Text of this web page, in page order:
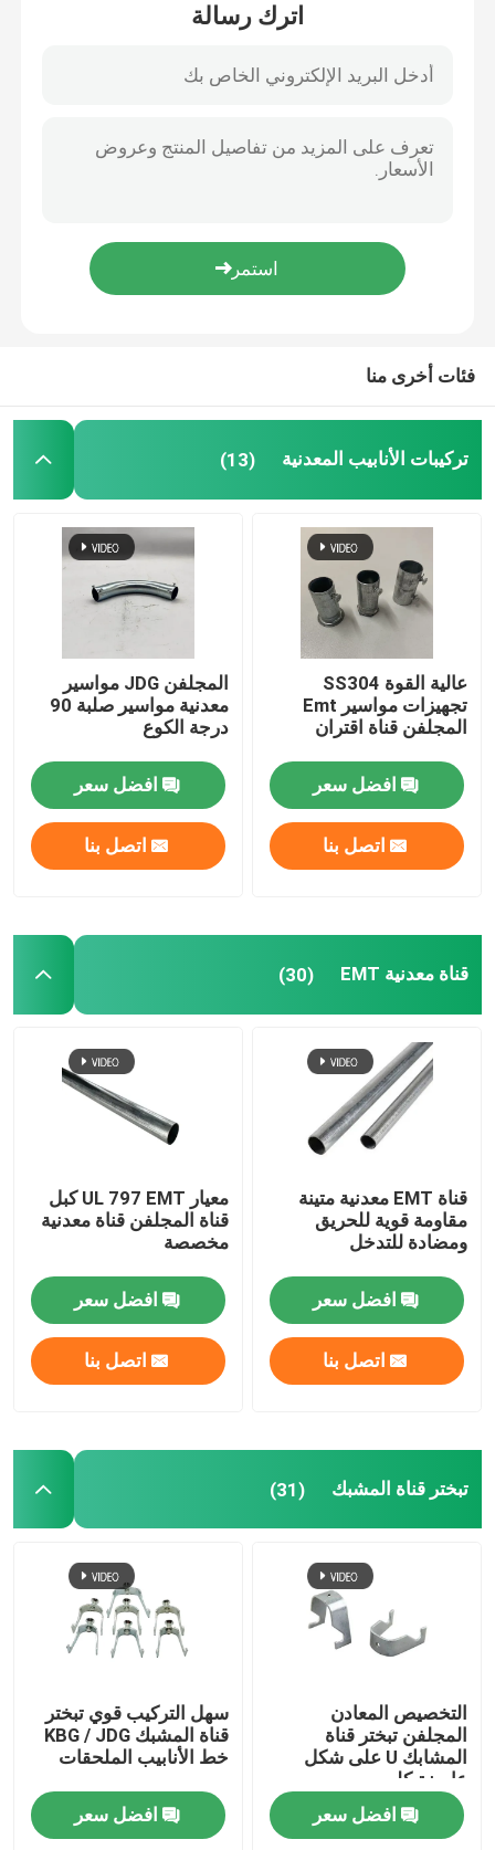
حول بنا
طلب اقتباس
علبة الكابلات المعدنية
ملحقات علبة الكابلات
صندوق تقاطع كهربائي معدني
أنبوب الربيع كليب
مشبك ربط الأنابيب
مشبك أنابيب مجلفن
النمر المشبك
سروج قناة معدنية
لوحات غطاء الصندوق الكهربائي
اترك رسالة
فئات أخرى منا
تركيبات الأنابيب المعدنية (13)
عالية القوة SS304
تجهيزات مواسير Emt
المجلفن قناة اقتران
افضل سعر
اتصل بنا
المجلفن JDG مواسير
معدنية مواسير صلبة 90
درجة الكوع
افضل سعر
اتصل بنا
قناة معدنية EMT (30)
قناة EMT معدنية متينة
مقاومة قوية للحريق
ومضادة للتدخل
افضل سعر
اتصل بنا
معيار UL 797 EMT كبل
قناة المجلفن قناة معدنية
مخصصة
افضل سعر
اتصل بنا
تبختر قناة المشبك (31)
التخصيص المعادن
المجلفن تبختر قناة
المشابك U على شكل
عارضة كليب
افضل سعر
سهل التركيب قوي تبختر
قناة المشبك KBG / JDG
خط الأنابيب الملحقات
افضل سعر